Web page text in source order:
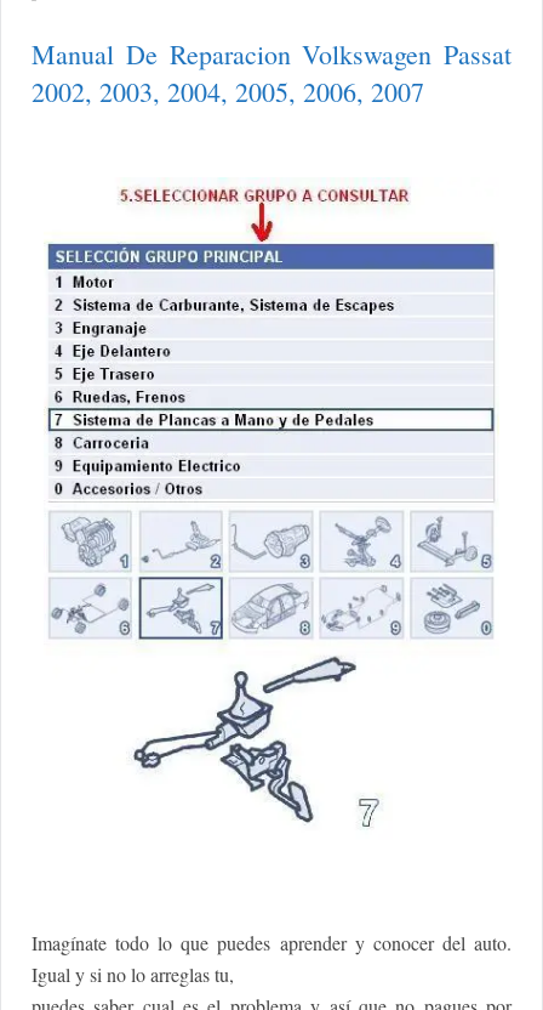
Manual De Reparacion Volkswagen Passat
2002, 2003, 2004, 2005, 2006, 2007
Imagínate todo lo que puedes aprender y conocer del auto.
Igual y si no lo arreglas tu,